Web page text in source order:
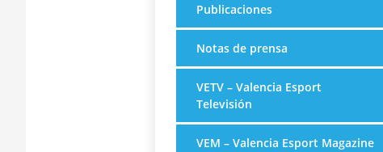
Publicaciones
Notas de prensa
VETV – Valencia Esport
Televisión
VEM – Valencia Esport Magazine